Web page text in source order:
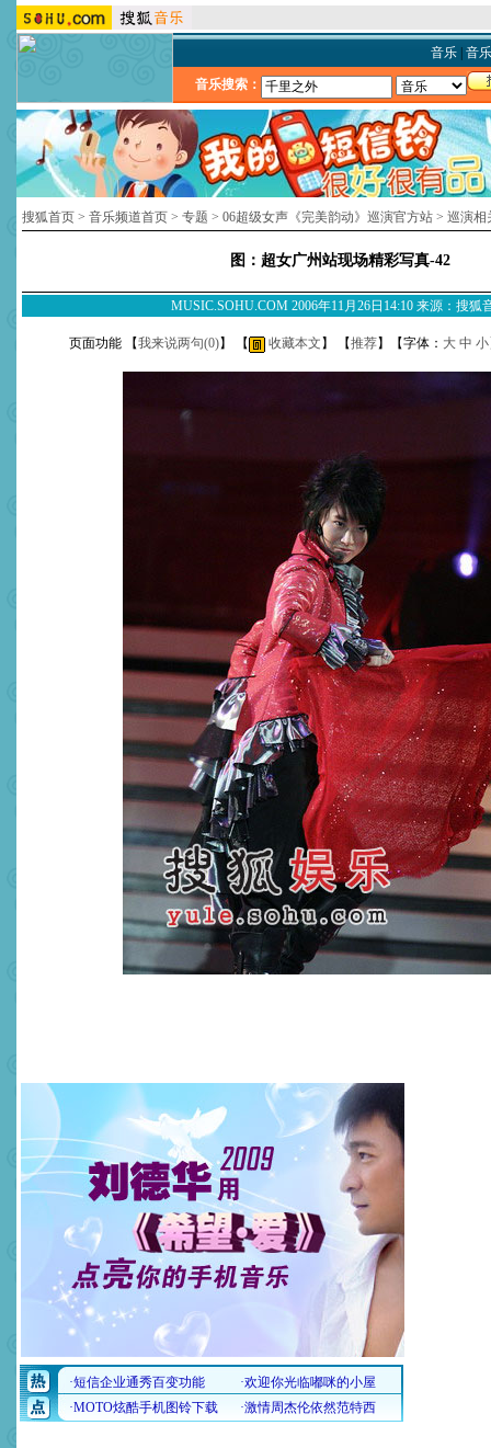
音乐| 音
音乐搜索：
搜狐首页 > 音乐频道首页 > 专题 > 06超级女声《完美韵动》巡演官方站 > 巡演相
图：超女广州站现场精彩写真-42
MUSIC.SOHU.COM 2006年11月26日14:10 来源：搜狐
页面功能 【我来说两句(0)】 【 收藏本文 】 【推荐】【字体： 大 中 小